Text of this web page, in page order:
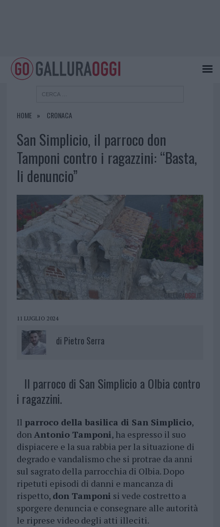
HOME CRONACA
San Simplicio, il parroco don
Tamponi contro i ragazzini: “Basta,
li denuncio”
11 LUGLIO 2024
di Pietro Serra
Il parroco di San Simplicio a Olbia contro
i ragazzini.
Il parroco della basilica di San Simplicio,
donAntonio Tamponi, ha espresso il suo
dispiacere e la sua rabbia per la situazione di
degrado e vandalismo che si protrae da anni
sul sagrato della parrocchia di Olbia. Dopo
ripetuti episodi di danni e mancanza di
rispetto, don Tamponi si vede costretto a
sporgere denuncia e consegnare alle autorità
le riprese video degli atti illeciti.